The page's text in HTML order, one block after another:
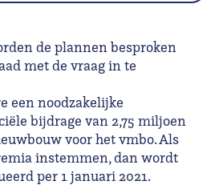
de plannen besproken
met de vraag in te
een noodzakelijke
bijdrage van 2,75 miljoen
voor het vmbo. Als
instemmen, dan wordt
per 1 januari 2021.